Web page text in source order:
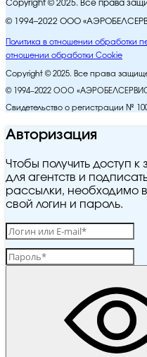
Copyright © 2025. Все права
© 1994–2022 ООО
Политика в отношении обработки
отношении обработки Cookie
Copyright © 2025. Все права
© 1994–2022 ООО
Свидетельство о регистрации №
Авторизация
Чтобы получить доступ
для агентств и
рассылки, необходимо
свой логин и пароль.